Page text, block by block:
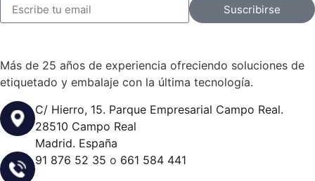
Suscribirse
Más de 25 años de experiencia ofreciendo soluciones de
etiquetado y embalaje con la última tecnología.
C/ Hierro, 15. Parque Empresarial Campo Real.
28510 Campo Real
Madrid. España
91 876 52 35 o 661 584 441